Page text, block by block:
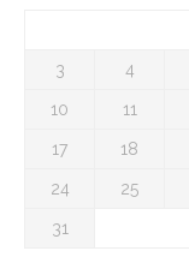
3 4
10 11
17 18
24 25
31